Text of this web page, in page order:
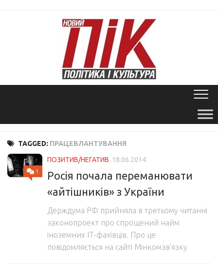
TAGGED: ПРАЦЕВЛАНТУВАННЯ
1
ПОЗИТИВ/НЕГАТИВ 18.06.2014
Росія почала переманювати
«айтішників» з України
Держдума РФ прийняла в третьому читанні
законопроект про спрощений найм
іноземних IT-фахівців. Про це
повідомляється на сайті Мінкомзв’язку